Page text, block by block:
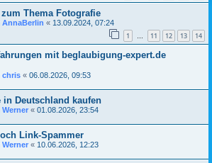
Thema Fotografie
AnnaBerlin « 13.09.2024, 07:24
1 … 11 12 13 14
mit beglaubigung-expert.de
chris « 06.08.2026, 09:53
in Deutschland kaufen
Werner « 01.08.2026, 23:54
Link-Spammer
Werner « 10.06.2026, 12:23